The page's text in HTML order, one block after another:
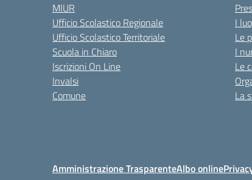
MIUR
Ufficio Scolastico Regionale
Ufficio Scolastico Territoriale
Scuola in Chiaro
Iscrizioni On Line
Invalsi
Comune
I
Le
I
Le
La
Amministrazione TrasparenteAlbo online